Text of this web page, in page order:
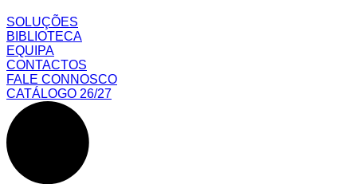
SOLUÇÕES
BIBLIOTECA
EQUIPA
CONTACTOS
FALE CONNOSCO
CATÁLOGO 26/27